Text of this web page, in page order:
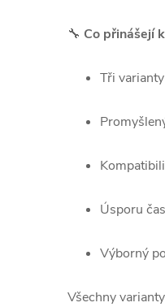
🔧 Co přinášejí
Tři
Úsporu
Výborný
Všechny